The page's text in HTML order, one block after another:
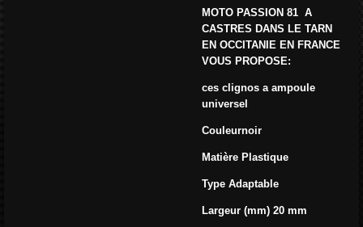
MOTO PASSION 81 A
CASTRES DANS LE TARN
EN OCCITANIE EN FRANCE
VOUS PROPOSE:
ces clignos a ampoule
universel
Couleurnoir
Matière Plastique
Type Adaptable
Largeur (mm) 20 mm